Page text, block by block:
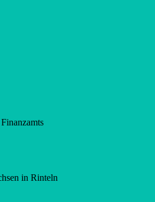
in Rinteln